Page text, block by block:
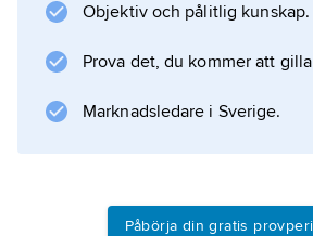
Objektiv och pålitlig kunskap.
Prova det, du kommer att
Marknadsledare i Sverige.
Påbörja din gratis